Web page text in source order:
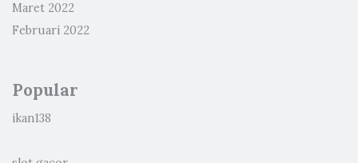
Maret 2022
Februari 2022
Popular
ikan138